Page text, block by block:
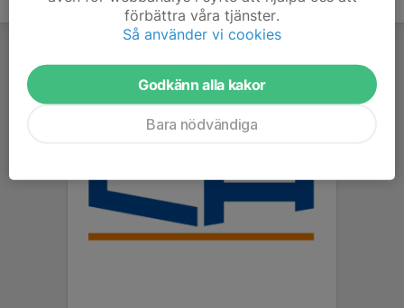
förbättra våra tjänster.
Så använder vi cookies
Godkänn alla kakor
Bara nödvändiga